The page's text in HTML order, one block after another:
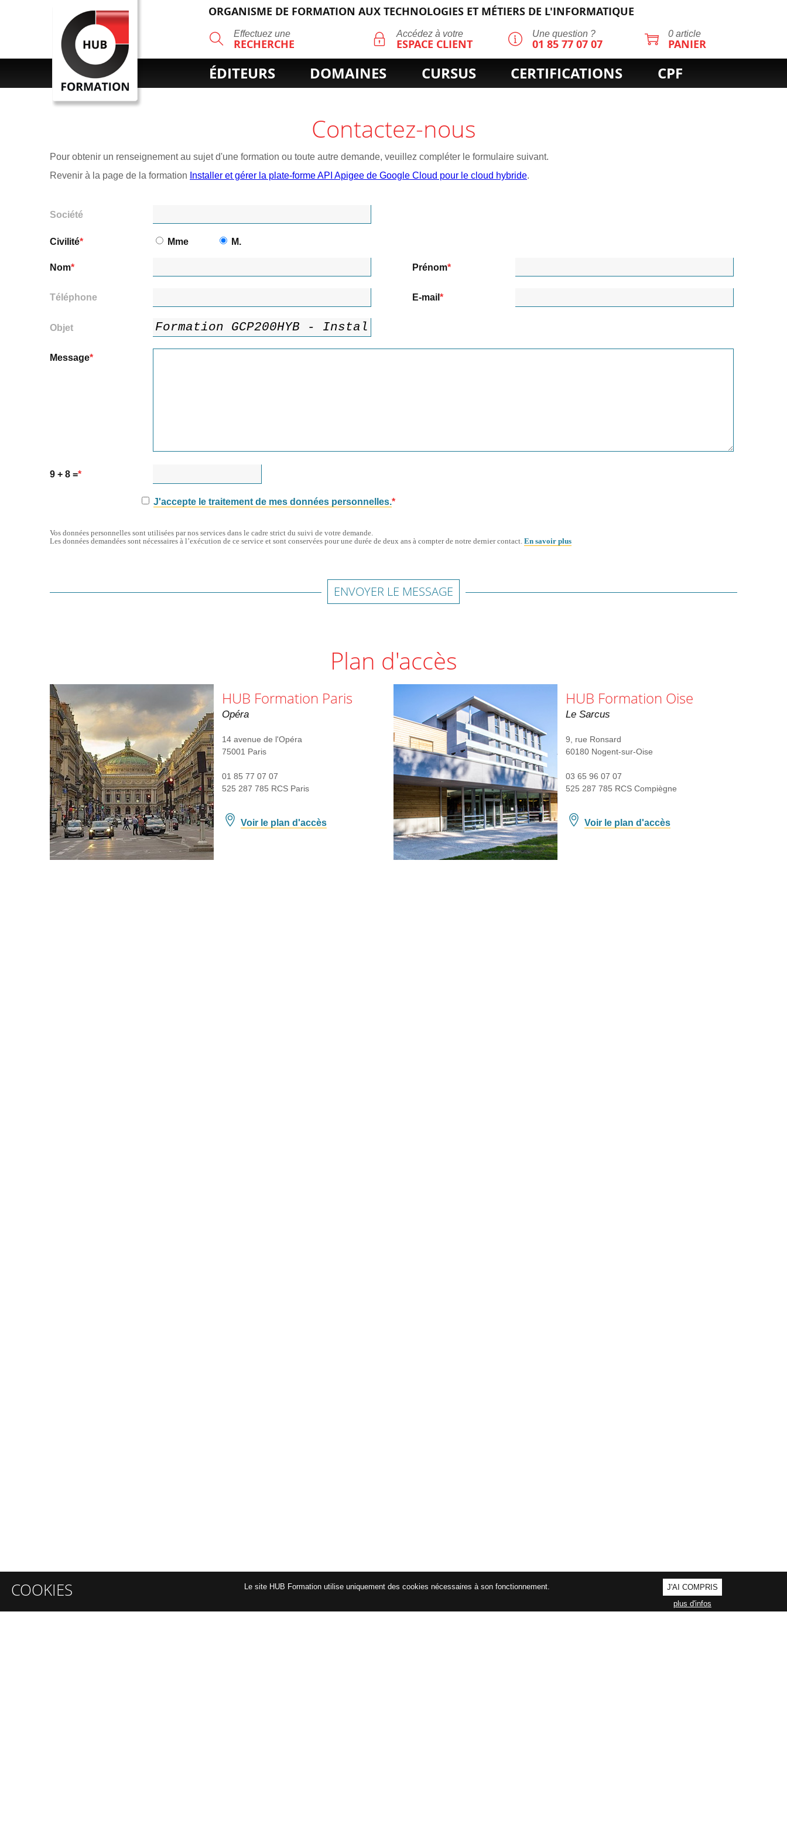
ORGANISME DE FORMATION AUX TECHNOLOGIES ET MÉTIERS DE L'INFORMATIQUE
Effectuez une
RECHERCHE
RECHERCHE Accédez à votre
ESPACE CLIENT
Une question ?
01 85 77 07 07
0 article
PANIER
ÉDITEURS DOMAINES CURSUS CERTIFICATIONS CPF
Contactez-nous
Pour obtenir un renseignement au sujet d'une formation ou toute autre demande, veuillez compléter le formulaire suivant.
Revenir à la page de la formation Installer et gérer la plate-forme API Apigee de Google Cloud pour le cloud hybride.
Société
Civilité Mme M.
Nom Prénom
Téléphone E-mail
Objet
Message
9 + 8 =
J'accepte le traitement de mes données personnelles.
Vos données personnelles sont utilisées par nos services dans le cadre strict du suivi de votre demande.
Les données demandées sont nécessaires à l’exécution de ce service et sont conservées pour une durée de deux ans à compter de notre dernier contact. En savoir plus
ENVOYER LE MESSAGE
Plan d'accès
HUB Formation Paris
Opéra
14 avenue de l'Opéra
75001 Paris
01 85 77 07 07
525 287 785 RCS Paris
Voir le plan d'accès
HUB Formation Oise
Le Sarcus
9, rue Ronsard
60180 Nogent-sur-Oise
03 65 96 07 07
525 287 785 RCS Compiègne
Voir le plan d'accès
COOKIES Le site HUB Formation utilise uniquement des cookies nécessaires à son fonctionnement.
J'AI COMPRIS
plus d'infos